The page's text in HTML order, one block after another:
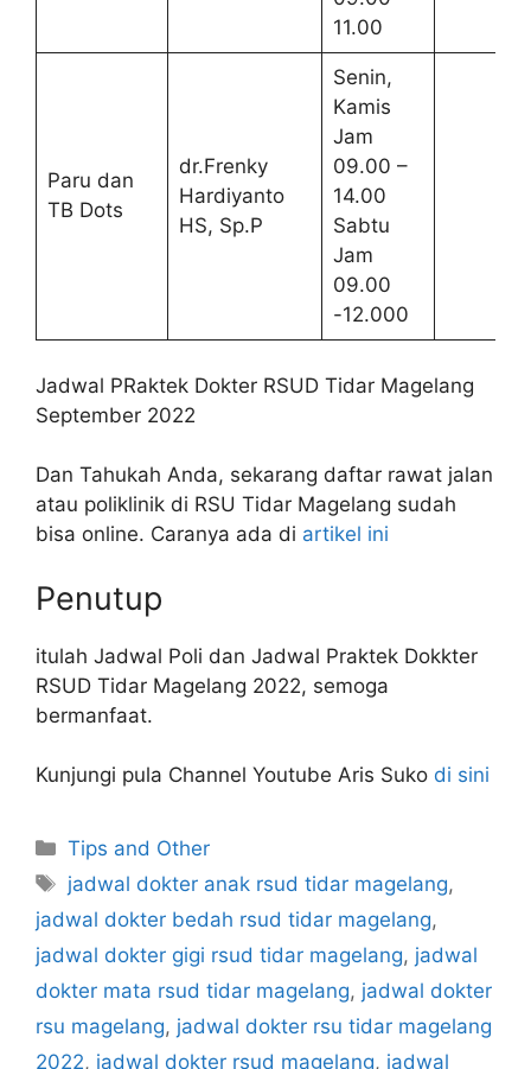
11.00
Paru dan
TB Dots
dr.Frenky
Hardiyanto
HS, Sp.P
Senin,
Kamis
Jam
09.00 –
14.00
Sabtu
Jam
09.00
-12.000
Jadwal PRaktek Dokter RSUD Tidar Magelang
September 2022
Dan Tahukah Anda, sekarang daftar rawat jalan
atau poliklinik di RSU Tidar Magelang sudah
bisa online. Caranya ada di artikel ini
Penutup
itulah Jadwal Poli dan Jadwal Praktek Dokkter
RSUD Tidar Magelang 2022, semoga
bermanfaat.
Kunjungi pula Channel Youtube Aris Suko di sini
Categories
Tips and Other
Tags
jadwal dokter anak rsud tidar magelang,
jadwal dokter bedah rsud tidar magelang,
jadwal dokter gigi rsud tidar magelang, jadwal
dokter mata rsud tidar magelang, jadwal dokter
rsu magelang, jadwal dokter rsu tidar magelang
2022, jadwal dokter rsud magelang, jadwal